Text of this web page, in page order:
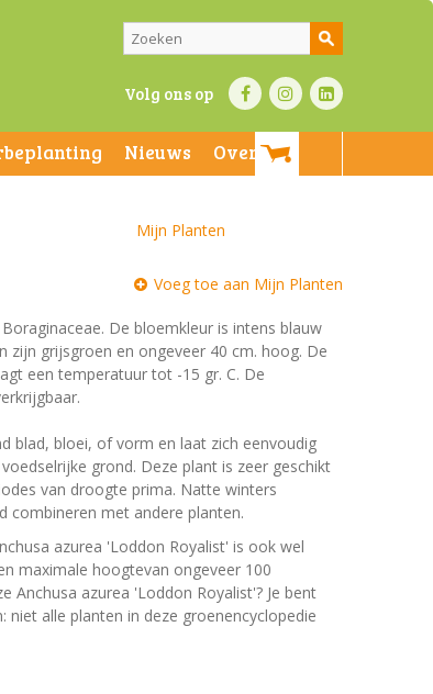
Volg ons op
Nieuws
Over ons
Mijn Planten
Voeg toe aan Mijn Planten
De bloemkleur is intens blauw
zijn grijsgroen en ongeveer 40 cm. hoog. De
een temperatuur tot -15 gr. C. De
blad, bloei, of vorm en laat zich eenvoudig
grond. Deze plant is zeer geschikt
van droogte prima. Natte winters
combineren met andere planten.
azurea 'Loddon Royalist' is ook wel
maximale hoogtevan ongeveer 100
azurea 'Loddon Royalist'? Je bent
alle planten in deze groenencyclopedie